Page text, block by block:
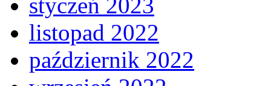
styczeń 2023
listopad 2022
październik 2022